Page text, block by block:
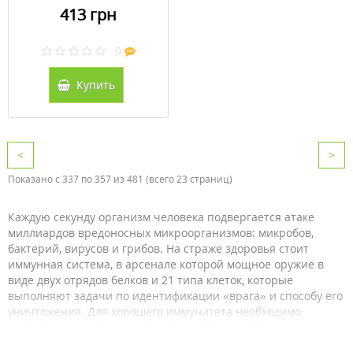
413 грн
0
Купить
< >
Показано с 337 по 357 из 481 (всего 23 страниц)
Каждую секунду организм человека подвергается атаке
миллиардов вредоносных микроорганизмов: микробов,
бактерий, вирусов и грибов. На страже здоровья стоит
иммунная система, в арсенале которой мощное оружие в
виде двух отрядов белков и 21 типа клеток, которые
выполняют задачи по идентификации «врага» и способу его
уничтожения. Для хорошего иммунитета необходимо